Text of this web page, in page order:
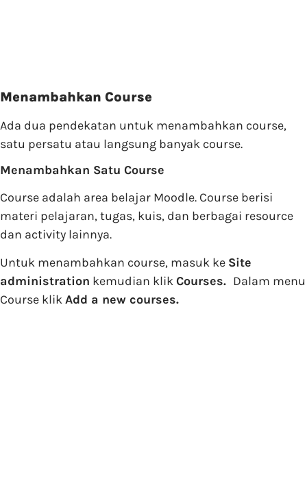
Menambahkan Course
Ada dua pendekatan untuk menambahkan course,
satu persatu atau langsung banyak course.
Menambahkan Satu Course
Course adalah area belajar Moodle. Course berisi
materi pelajaran, tugas, kuis, dan berbagai resource
dan activity lainnya.
Untuk menambahkan course, masuk ke Site
administration kemudian klikCourses. Dalam menu
Course klikAdd a new courses.